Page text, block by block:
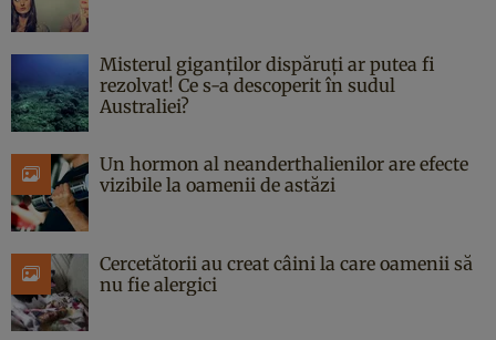
Misterul giganților dispăruți ar putea fi
rezolvat! Ce s-a descoperit în sudul
Australiei?
Un hormon al neanderthalienilor are efecte
vizibile la oamenii de astăzi
Cercetătorii au creat câini la care oamenii să
nu fie alergici